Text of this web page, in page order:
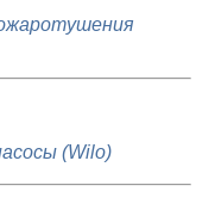
(Wilo)